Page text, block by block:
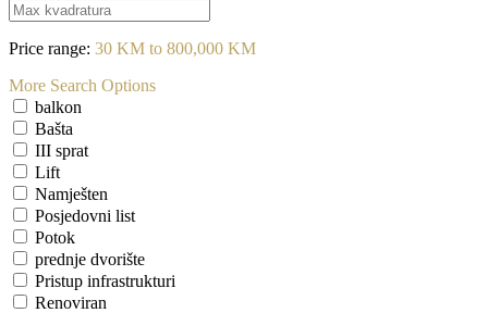
Price range: 30 KM to 800,000 KM
More Search Options
balkon
Bašta
III sprat
Lift
Namješten
Posjedovni list
Potok
prednje dvorište
Pristup infrastrukturi
Renoviran